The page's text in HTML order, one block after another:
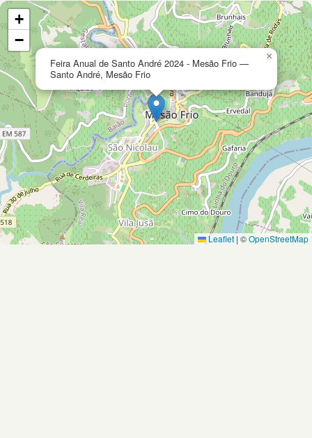
Feira Anual de Santo André 2024 - Mesão Frio —
Santo André, Mesão Frio
×
+
−
Leaflet | ©OpenStreetMap